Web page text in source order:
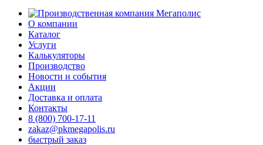
О компании
Каталог
Услуги
Калькуляторы
Производство
Новости и события
Акции
Доставка и оплата
Контакты
8 (800) 700-17-11
zakaz@pkmegapolis.ru
быстрый заказ